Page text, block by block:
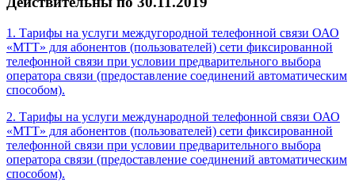
1. Тарифы на услуги междугородной телефонной связи ОАО
«МТТ» для абонентов (пользователей) сети фиксированной
телефонной связи при условии предварительного выбора
оператора связи (предоставление соединений автоматическим
способом).
2. Тарифы на услуги международной телефонной связи ОАО
«МТТ» для абонентов (пользователей) сети фиксированной
телефонной связи при условии предварительного выбора
оператора связи (предоставление соединений автоматическим
способом).